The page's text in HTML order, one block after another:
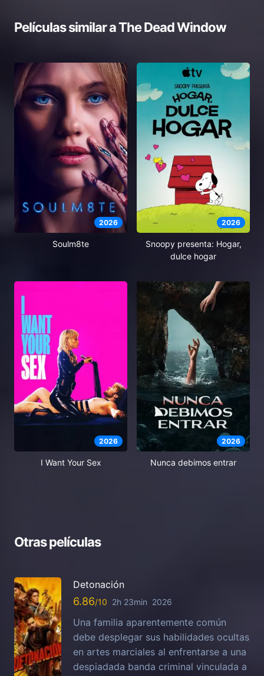
Películas similar aThe Dead Window
2026
Soulm8te
2026
Snoopy presenta: Hogar,
dulce hogar
2026
I Want Your Sex
2026
Nunca debimos entrar
Otras películas
Detonación
6.86 2h 23min 2026
Una familia aparentemente común
debe desplegar sus habilidades ocultas
en artes marciales al enfrentarse a una
despiadada banda criminal vinculada a